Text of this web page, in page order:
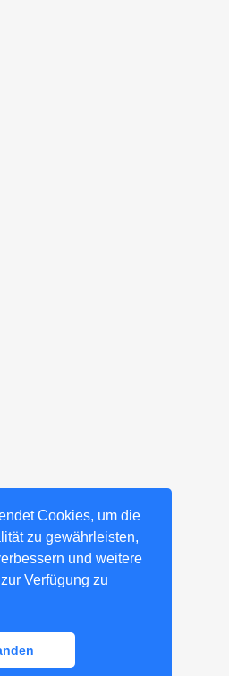
Cookies, um die
zu gewährleisten,
und weitere
Verfügung zu